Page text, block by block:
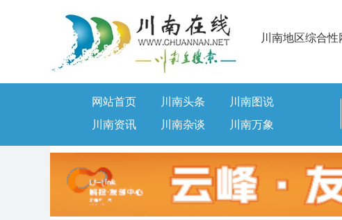
川南地区综合性
网站首页 川南头条
川南图说
川南资讯
川南杂谈 川南万象